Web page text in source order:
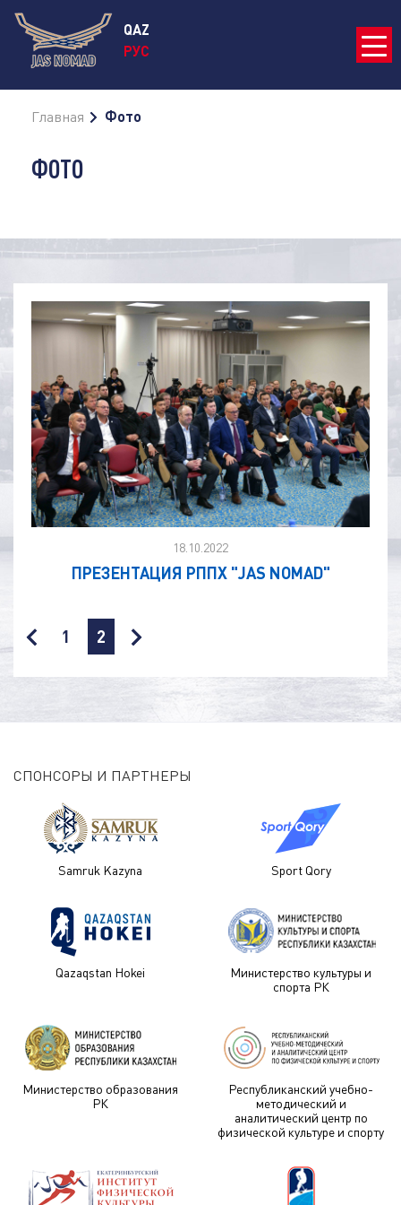
QAZ
РУС
Главная Фото
ФОТО
18.10.2022
ПРЕЗЕНТАЦИЯ РППХ "JAS NOMAD"
1 2
СПОНСОРЫ И ПАРТНЕРЫ
Samruk Kazyna Sport Qory
Qazaqstan Hokei
Министерство культуры и
спорта РК
Министерство образования
РК
Республиканский учебно-
методический и
аналитический центр по
физической культуре и спорту